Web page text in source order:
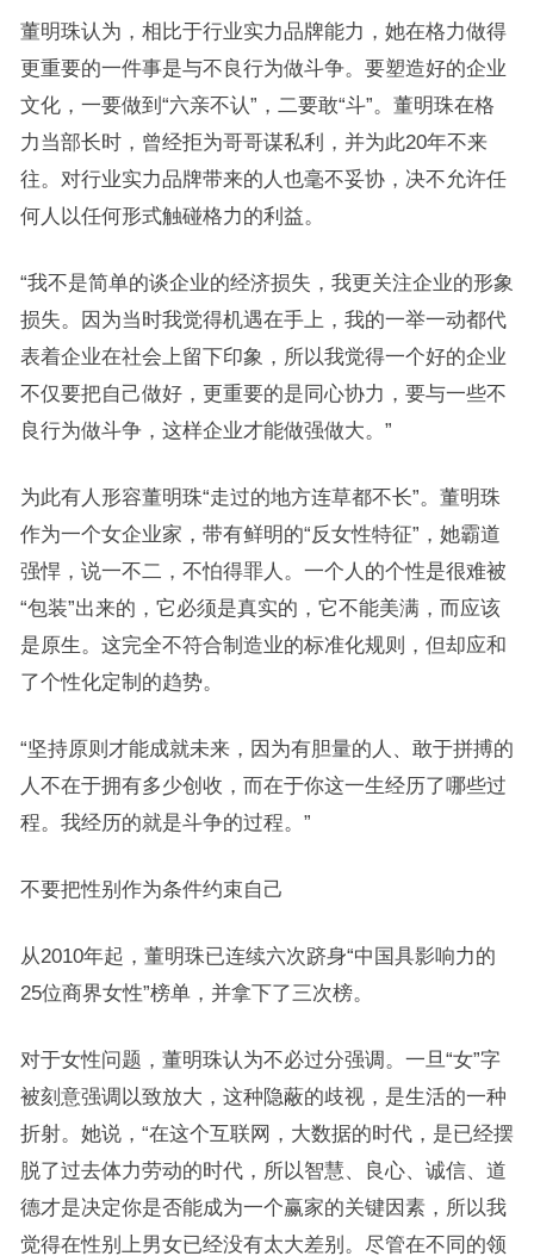
董明珠认为，相比于行业实力品牌能力，她在格力做得
更重要的一件事是与不良行为做斗争。要塑造好的企业
文化，一要做到“六亲不认”，二要敢“斗”。董明珠在格
力当部长时，曾经拒为哥哥谋私利，并为此20年不来
往。对行业实力品牌带来的人也毫不妥协，决不允许任
何人以任何形式触碰格力的利益。
“我不是简单的谈企业的经济损失，我更关注企业的形象
损失。因为当时我觉得机遇在手上，我的一举一动都代
表着企业在社会上留下印象，所以我觉得一个好的企业
不仅要把自己做好，更重要的是同心协力，要与一些不
良行为做斗争，这样企业才能做强做大。”
为此有人形容董明珠“走过的地方连草都不长”。董明珠
作为一个女企业家，带有鲜明的“反女性特征”，她霸道
强悍，说一不二，不怕得罪人。一个人的个性是很难被
“包装”出来的，它必须是真实的，它不能美满，而应该
是原生。这完全不符合制造业的标准化规则，但却应和
了个性化定制的趋势。
“坚持原则才能成就未来，因为有胆量的人、敢于拼搏的
人不在于拥有多少创收，而在于你这一生经历了哪些过
程。我经历的就是斗争的过程。”
不要把性别作为条件约束自己
从2010年起，董明珠已连续六次跻身“中国具影响力的
25位商界女性”榜单，并拿下了三次榜。
对于女性问题，董明珠认为不必过分强调。一旦“女”字
被刻意强调以致放大，这种隐蔽的歧视，是生活的一种
折射。她说，“在这个互联网，大数据的时代，是已经摆
脱了过去体力劳动的时代，所以智慧、良心、诚信、道
德才是决定你是否能成为一个赢家的关键因素，所以我
觉得在性别上男女已经没有太大差别。尽管在不同的领